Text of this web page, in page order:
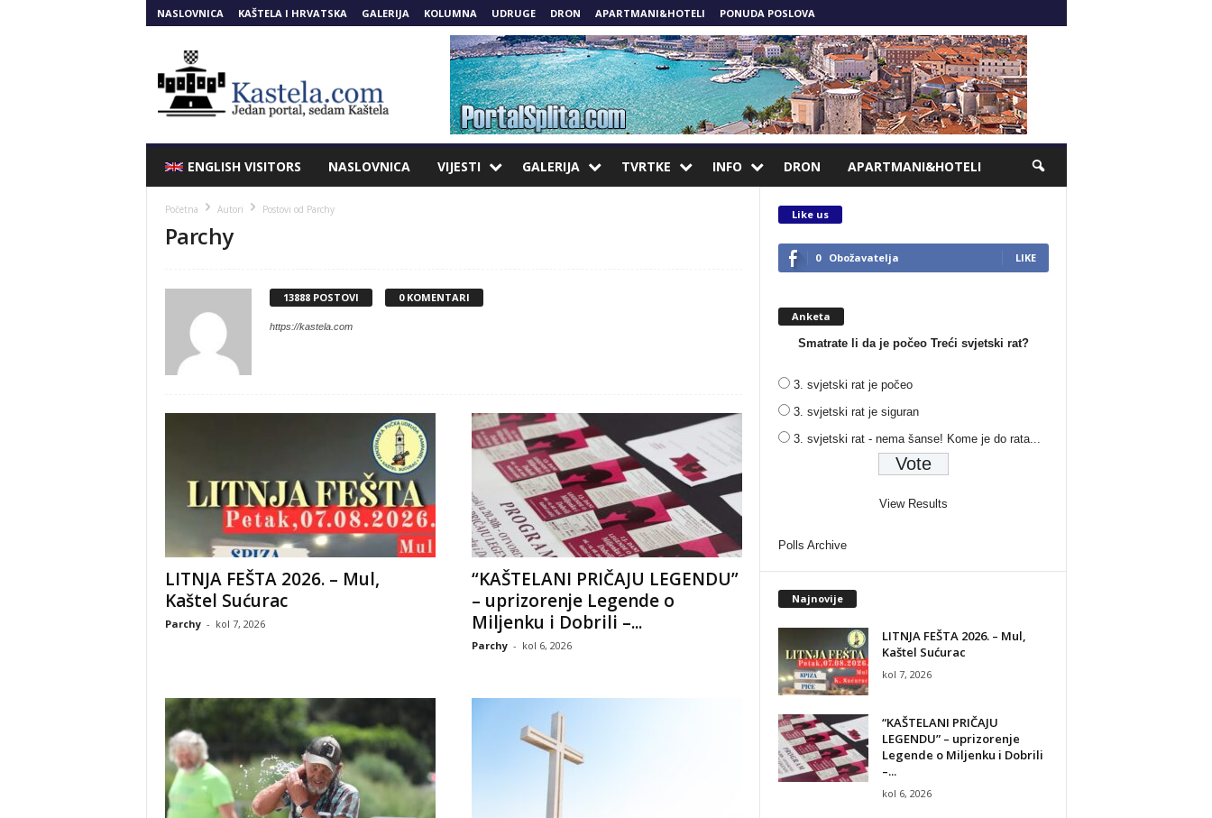
NASLOVNICA KAŠTELA I HRVATSKA GALERIJA KOLUMNA UDRUGE DRON APARTMANI&HOTELI PONUDA POSLOVA
ENGLISH VISITORS NASLOVNICA VIJESTI GALERIJA TVRTKE INFO DRON APARTMANI&HOTELI
Početna Autori Postovi od Parchy
Parchy
13888 POSTOVI 0 KOMENTARI
https://kastela.com
LITNJA FEŠTA 2026. – Mul,
Kaštel Sućurac
Parchy - kol 7, 2026
“KAŠTELANI PRIČAJU LEGENDU”
– uprizorenje Legende o
Miljenku i Dobrili –...
Parchy - kol 6, 2026
Like us
0 Obožavatelja LIKE
Anketa
Smatrate li da je počeo Treći svjetski rat?
3. svjetski rat je počeo
3. svjetski rat je siguran
3. svjetski rat - nema šanse! Kome je do rata...
View Results
Polls Archive
Najnovije
LITNJA FEŠTA 2026. – Mul,
Kaštel Sućurac
kol 7, 2026
“KAŠTELANI PRIČAJU
LEGENDU” – uprizorenje
Legende o Miljenku i Dobrili
–...
kol 6, 2026